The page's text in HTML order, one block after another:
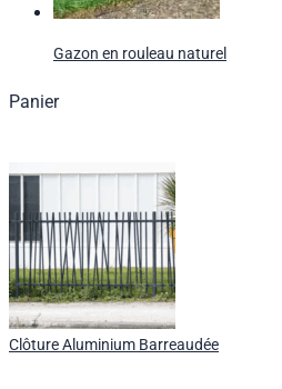
Gazon en rouleau naturel
Panier
Clôture Aluminium Barreaudée